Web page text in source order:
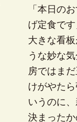
「本日の
げ定食で
大きな看
うな妙な
房ではま
けがやた
いうのに
決まった